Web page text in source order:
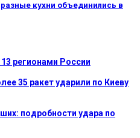
кухни объединились в
регионами России
35 ракет ударили по Киеву
подробности удара по